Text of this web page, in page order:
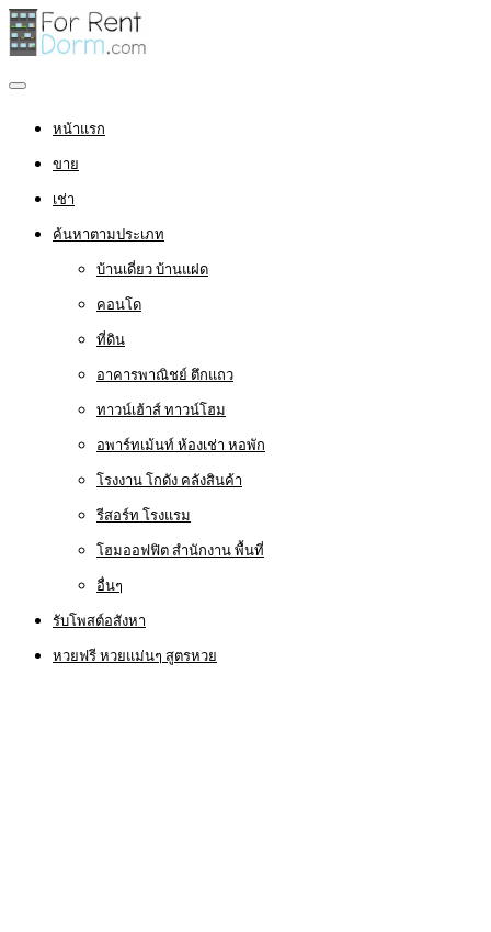
หน้าแรก
ขาย
เช่า
ค้นหาตามประเภท
บ้านเดี่ยว บ้านแฝด
คอนโด
ที่ดิน
อาคารพาณิชย์ ตึกแถว
ทาวน์เฮ้าส์ ทาวน์โฮม
อพาร์ทเม้นท์ ห้องเช่า หอพัก
โรงงาน โกดัง คลังสินค้า
รีสอร์ท โรงแรม
โฮมออฟฟิต สำนักงาน พื้นที่
อื่นๆ
รับโพสต์อสังหา
หวยฟรี หวยแม่นๆ สูตรหวย